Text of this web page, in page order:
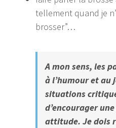
tellement quand je
brosser”…
A mon sens, les
à l’humour et au
situations
d’encourager
attitude. Je dois